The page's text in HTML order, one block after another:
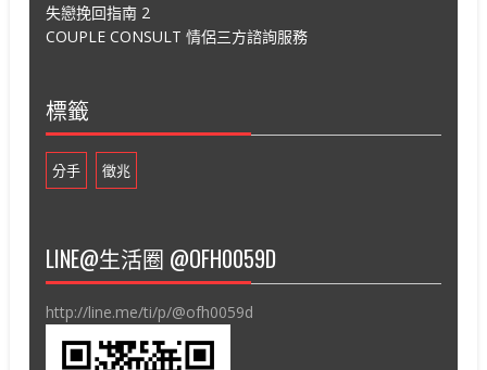
失戀挽回指南 2
COUPLE CONSULT 情侶三方諮詢服務
標籤
分手 徵兆
LINE@生活圈 @OFH0059D
http://line.me/ti/p/@ofh0059d